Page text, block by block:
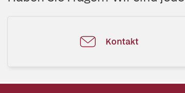
Kontakt